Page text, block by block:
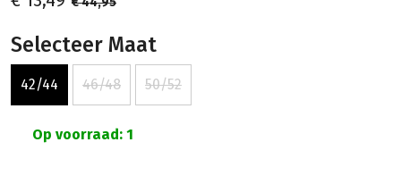
Selecteer Maat
42/44 46/48 50/52
Op voorraad: 1